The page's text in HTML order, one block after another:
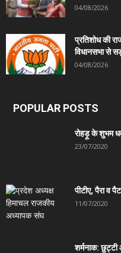
04/08/2026
प्रतिशोध की
विधानसभा से
04/08/2026
POPULAR POSTS
रोहड़ू के शुभम
23/07/2020
पीटीए, पैरा व
11/07/2020
शर्मनाक: छुट्टी